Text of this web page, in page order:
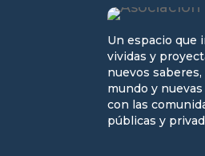
Un espacio que
vividas y
nuevos
mundo y
con las
públicas y